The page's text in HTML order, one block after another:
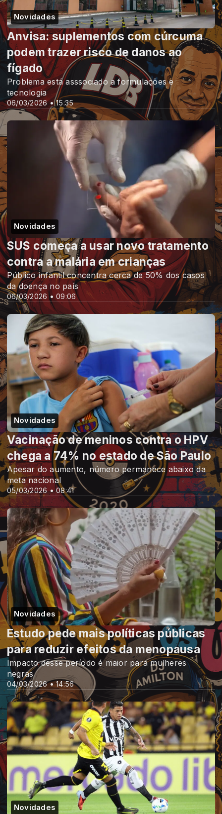
Novidades
06/03/2026 • 15:35
Anvisa: suplementos com cúrcuma
podem trazer risco de danos ao
fígado
Problema está asssociado a formulações e
tecnologia
Novidades
06/03/2026 • 09:06
SUS começa a usar novo tratamento
contra a malária em crianças
Público infantil concentra cerca de 50% dos casos
da doença no país
Novidades
05/03/2026 • 08:41
Vacinação de meninos contra o HPV
chega a 74% no estado de São Paulo
Apesar do aumento, número permanece abaixo da
meta nacional
Novidades
04/03/2026 • 14:56
Estudo pede mais políticas públicas
para reduzir efeitos da menopausa
Impacto desse período é maior para mulheres
negras
Novidades